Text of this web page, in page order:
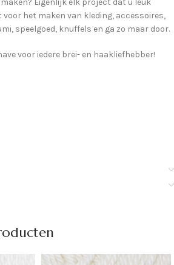
Eigenlijk elk project dat u leuk
het maken van kleding, accessoires,
speelgoed, knuffels en ga zo maar door.
voor iedere brei- en haakliefhebber!